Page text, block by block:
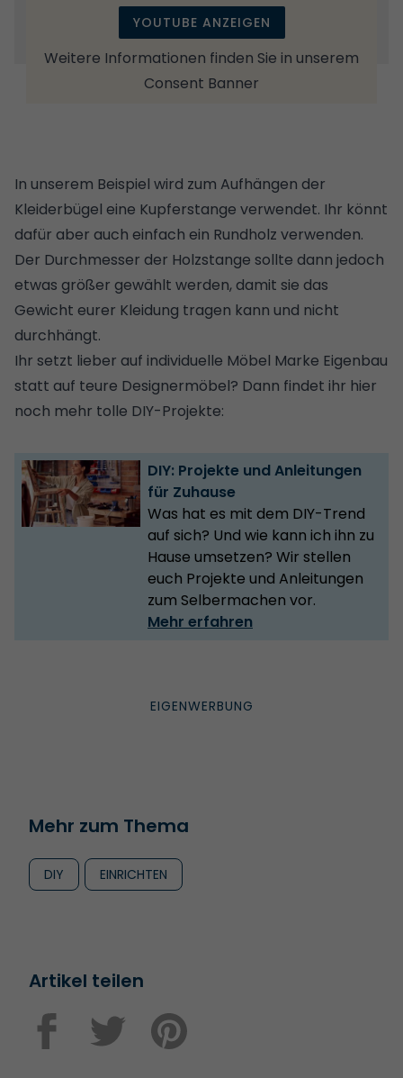
YOUTUBE ANZEIGEN
Weitere Informationen finden Sie in unserem
Consent Banner
In unserem Beispiel wird zum Aufhängen der
Kleiderbügel eine Kupferstange verwendet. Ihr könnt
dafür aber auch einfach ein Rundholz verwenden.
Der Durchmesser der Holzstange sollte dann jedoch
etwas größer gewählt werden, damit sie das
Gewicht eurer Kleidung tragen kann und nicht
durchhängt.
Ihr setzt lieber auf individuelle Möbel Marke Eigenbau
statt auf teure Designermöbel? Dann findet ihr hier
noch mehr tolle DIY-Projekte:
DIY: Projekte und Anleitungen
für Zuhause
Was hat es mit dem DIY-Trend
auf sich? Und wie kann ich ihn zu
Hause umsetzen? Wir stellen
euch Projekte und Anleitungen
zum Selbermachen vor.
Mehr erfahren
Mehr zum Thema
DIY EINRICHTEN
Artikel teilen